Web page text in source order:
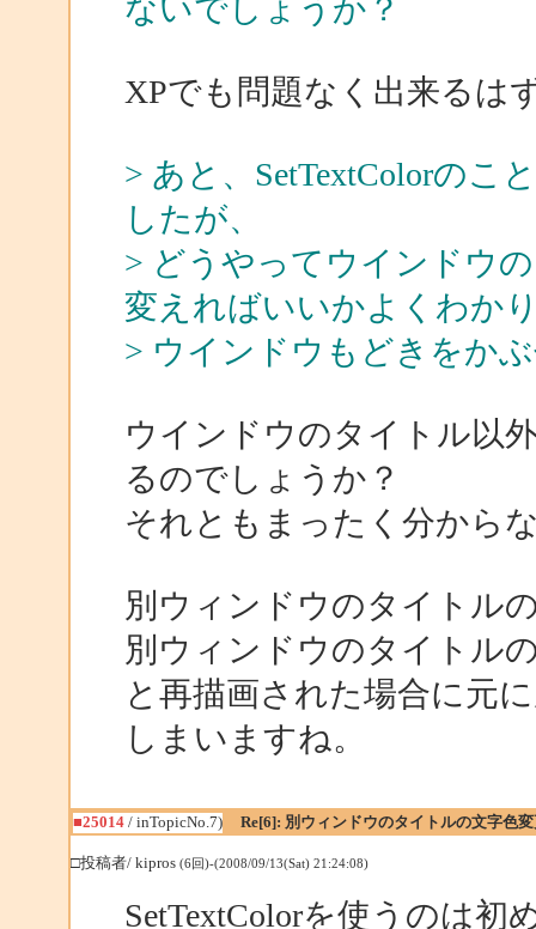
ないでしょうか？
XPでも問題なく出来るは
> あと、SetTextColorのこ
したが、
> どうやってウインドウ
変えればいいかよくわか
> ウインドウもどきをか
ウインドウのタイトル以
るのでしょうか？
それともまったく分から
別ウィンドウのタイトル
別ウィンドウのタイトル
と再描画された場合に元
しまいますね。
■25014/ inTopicNo.7) Re[6]: 別ウィンドウのタイトルの文字色変
□投稿者/ kipros (6回)-(2008/09/13(Sat) 21:24:08)
SetTextColorを使うのは初